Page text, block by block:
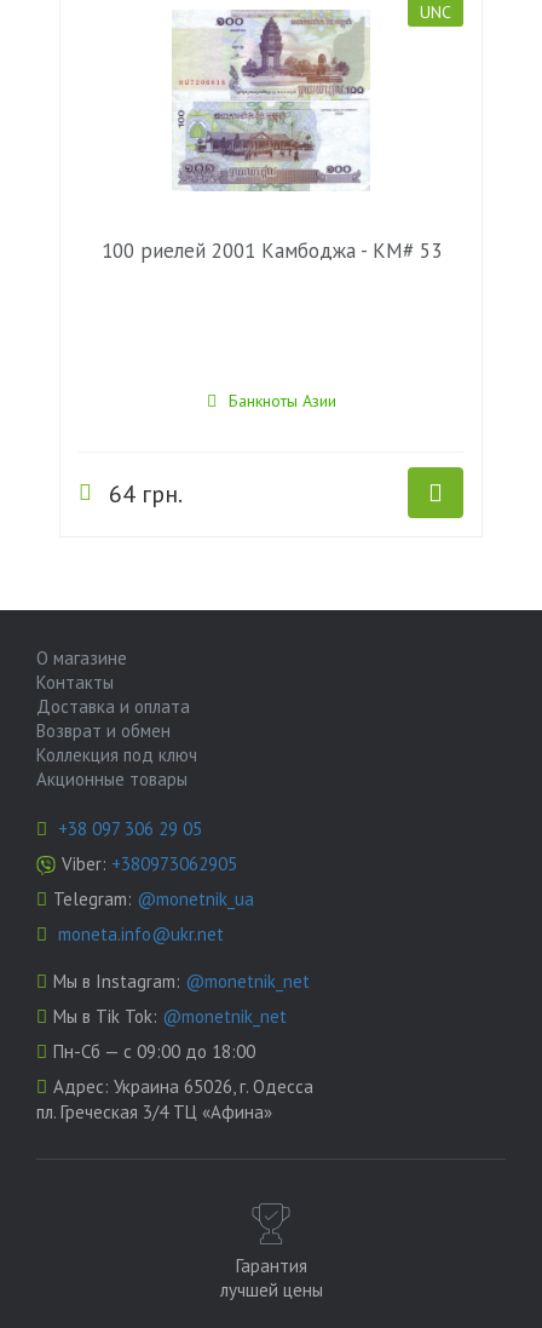
UNC
100 риелей 2001 Камбоджа - KM# 53
Банкноты Азии
64 грн.
О магазине
Контакты
Доставка и оплата
Возврат и обмен
Коллекция под ключ
Акционные товары
+38 097 306 29 05
Viber: +380973062905
Telegram: @monetnik_ua
moneta.info@ukr.net
Мы в Instagram: @monetnik_net
Мы в Tik Tok: @monetnik_net
Пн-Сб — с 09:00 до 18:00
Адрес: Украина 65026, г. Одесса
пл. Греческая 3/4 ТЦ «Афина»
Гарантия
лучшей цены